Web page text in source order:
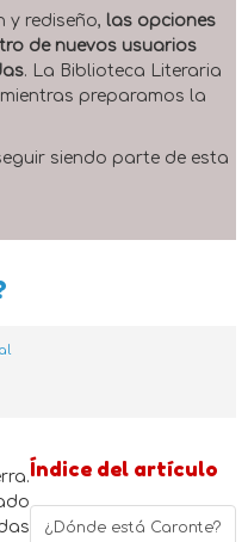
y rediseño, las opciones
de nuevos usuarios
. La Biblioteca Literaria
preparamos la
siendo parte de esta
Índice del artículo
¿Dónde está Caronte?